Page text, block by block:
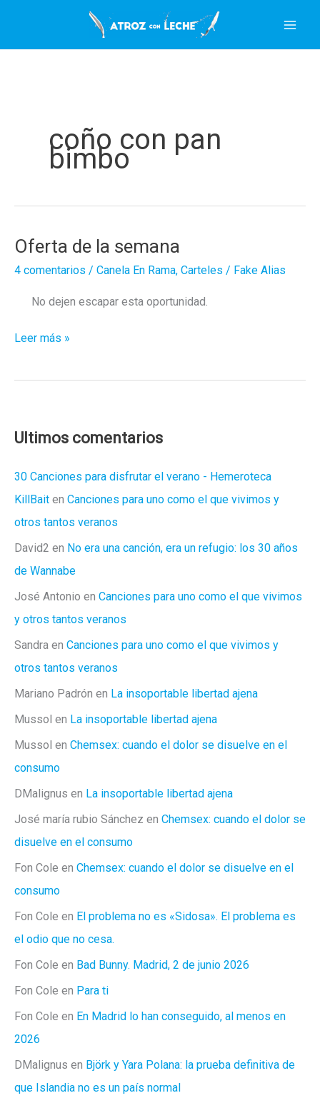
contenido
coño con pan
bimbo
Oferta de la semana
4 comentarios / Canela En Rama, Carteles / Fake Alias
No dejen escapar esta oportunidad.
Oferta
Leer más »
Ultimos comentarios
30 Canciones para disfrutar el verano - Hemeroteca
KillBait en Canciones para uno como el que vivimos y
otros tantos veranos
David2 en No era una canción, era un refugio: los 30 años
de Wannabe
José Antonio en Canciones para uno como el que vivimos
y otros tantos veranos
Sandra en Canciones para uno como el que vivimos y
otros tantos veranos
Mariano Padrón en La insoportable libertad ajena
Mussol en La insoportable libertad ajena
Mussol en Chemsex: cuando el dolor se disuelve en el
consumo
DMalignus en La insoportable libertad ajena
José maría rubio Sánchez en Chemsex: cuando el dolor se
disuelve en el consumo
Fon Cole en Chemsex: cuando el dolor se disuelve en el
consumo
Fon Cole en El problema no es «Sidosa». El problema es
el odio que no cesa.
Fon Cole en Bad Bunny. Madrid, 2 de junio 2026
Fon Cole en Para ti
Fon Cole en En Madrid lo han conseguido, al menos en
2026
DMalignus en Björk y Yara Polana: la prueba definitiva de
que Islandia no es un país normal